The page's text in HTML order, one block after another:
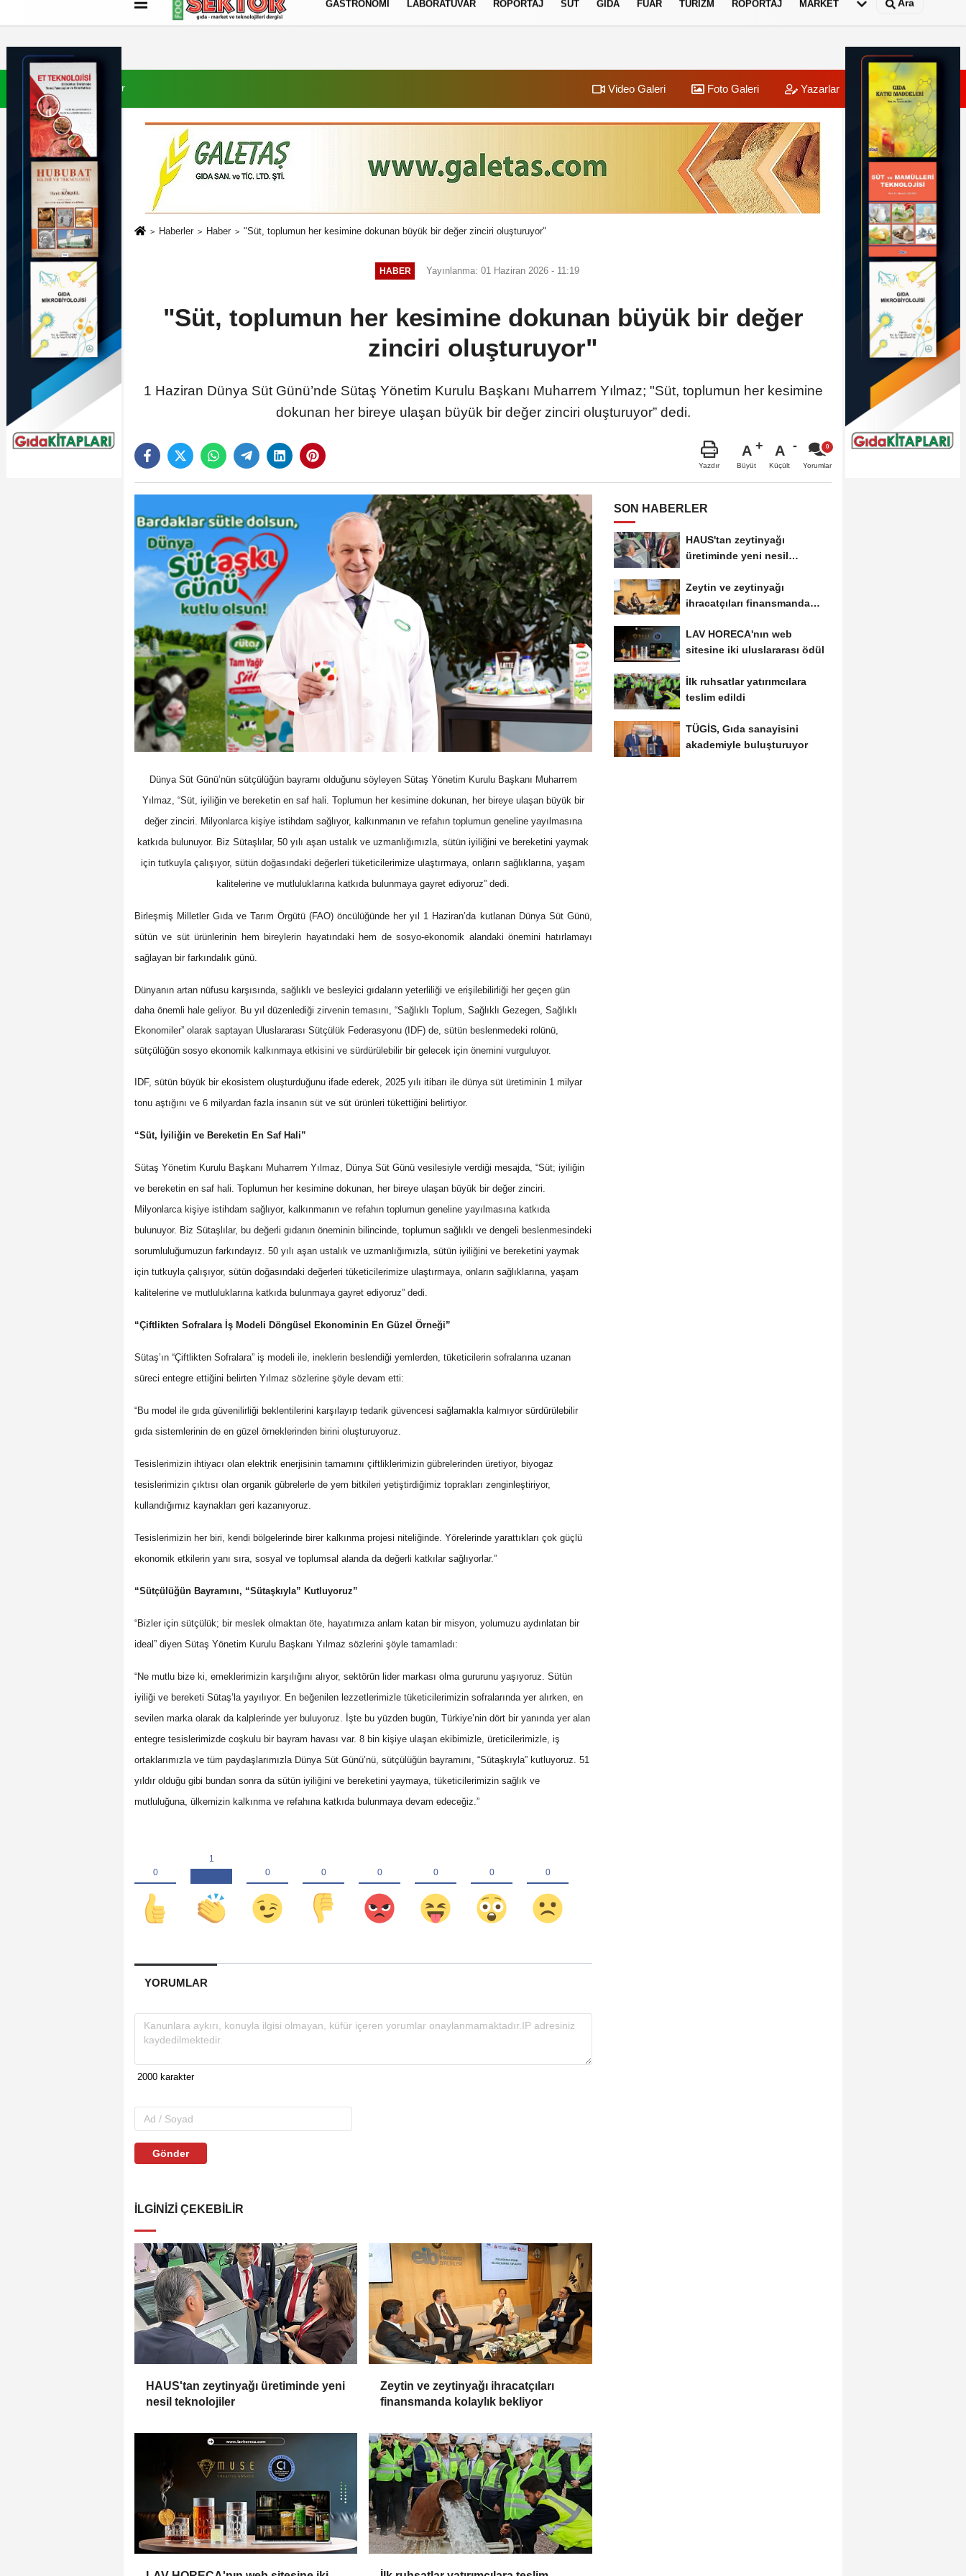
İletişim Çerez Politikası
GASTRONOMI LABORATUVAR RÖPORTAJ SÜT GIDA FUAR TURIZM RÖPORTAJ MARKET Ara
9 Ağustos 2026, Pazar Video Galeri Foto Galeri Yazarlar Üye Paneli
Haberler Haber "Süt, toplumun her kesimine dokunan büyük bir değer zinciri oluşturuyor"
HABER Yayınlanma: 01 Haziran 2026 - 11:19
"Süt, toplumun her kesimine dokunan büyük bir değer
zinciri oluşturuyor"
1 Haziran Dünya Süt Günü’nde Sütaş Yönetim Kurulu Başkanı Muharrem Yılmaz; "Süt, toplumun her kesimine
dokunan her bireye ulaşan büyük bir değer zinciri oluşturuyor” dedi.
Yazdır
A
Büyüt
A
Küçült Yorumlar
Dünya Süt Günü’nün sütçülüğün bayramı olduğunu söyleyen Sütaş Yönetim Kurulu Başkanı Muharrem
Yılmaz, “Süt, iyiliğin ve bereketin en saf hali. Toplumun her kesimine dokunan, her bireye ulaşan büyük bir
değer zinciri. Milyonlarca kişiye istihdam sağlıyor, kalkınmanın ve refahın toplumun geneline yayılmasına
katkıda bulunuyor. Biz Sütaşlılar, 50 yılı aşan ustalık ve uzmanlığımızla, sütün iyiliğini ve bereketini yaymak
için tutkuyla çalışıyor, sütün doğasındaki değerleri tüketicilerimize ulaştırmaya, onların sağlıklarına, yaşam
kalitelerine ve mutluluklarına katkıda bulunmaya gayret ediyoruz” dedi.
Birleşmiş Milletler Gıda ve Tarım Örgütü (FAO) öncülüğünde her yıl 1 Haziran’da kutlanan Dünya Süt Günü,
sütün ve süt ürünlerinin hem bireylerin hayatındaki hem de sosyo-ekonomik alandaki önemini hatırlamayı
sağlayan bir farkındalık günü.
Dünyanın artan nüfusu karşısında, sağlıklı ve besleyici gıdaların yeterliliği ve erişilebilirliği her geçen gün
daha önemli hale geliyor. Bu yıl düzenlediği zirvenin temasını, “Sağlıklı Toplum, Sağlıklı Gezegen, Sağlıklı
Ekonomiler” olarak saptayan Uluslararası Sütçülük Federasyonu (IDF) de, sütün beslenmedeki rolünü,
sütçülüğün sosyo ekonomik kalkınmaya etkisini ve sürdürülebilir bir gelecek için önemini vurguluyor.
IDF, sütün büyük bir ekosistem oluşturduğunu ifade ederek, 2025 yılı itibarı ile dünya süt üretiminin 1 milyar
tonu aştığını ve 6 milyardan fazla insanın süt ve süt ürünleri tükettiğini belirtiyor.
“Süt, İyiliğin ve Bereketin En Saf Hali”
Sütaş Yönetim Kurulu Başkanı Muharrem Yılmaz, Dünya Süt Günü vesilesiyle verdiği mesajda, “Süt; iyiliğin
ve bereketin en saf hali. Toplumun her kesimine dokunan, her bireye ulaşan büyük bir değer zinciri.
Milyonlarca kişiye istihdam sağlıyor, kalkınmanın ve refahın toplumun geneline yayılmasına katkıda
bulunuyor. Biz Sütaşlılar, bu değerli gıdanın öneminin bilincinde, toplumun sağlıklı ve dengeli beslenmesindeki
sorumluluğumuzun farkındayız. 50 yılı aşan ustalık ve uzmanlığımızla, sütün iyiliğini ve bereketini yaymak
için tutkuyla çalışıyor, sütün doğasındaki değerleri tüketicilerimize ulaştırmaya, onların sağlıklarına, yaşam
kalitelerine ve mutluluklarına katkıda bulunmaya gayret ediyoruz” dedi.
“Çiftlikten Sofralara İş Modeli Döngüsel Ekonominin En Güzel Örneği”
Sütaş’ın “Çiftlikten Sofralara” iş modeli ile, ineklerin beslendiği yemlerden, tüketicilerin sofralarına uzanan
süreci entegre ettiğini belirten Yılmaz sözlerine şöyle devam etti:
“Bu model ile gıda güvenilirliği beklentilerini karşılayıp tedarik güvencesi sağlamakla kalmıyor sürdürülebilir
gıda sistemlerinin de en güzel örneklerinden birini oluşturuyoruz.
Tesislerimizin ihtiyacı olan elektrik enerjisinin tamamını çiftliklerimizin gübrelerinden üretiyor, biyogaz
tesislerimizin çıktısı olan organik gübrelerle de yem bitkileri yetiştirdiğimiz toprakları zenginleştiriyor,
kullandığımız kaynakları geri kazanıyoruz.
Tesislerimizin her biri, kendi bölgelerinde birer kalkınma projesi niteliğinde. Yörelerinde yarattıkları çok güçlü
ekonomik etkilerin yanı sıra, sosyal ve toplumsal alanda da değerli katkılar sağlıyorlar.”
“Sütçülüğün Bayramını, “Sütaşkıyla” Kutluyoruz”
“Bizler için sütçülük; bir meslek olmaktan öte, hayatımıza anlam katan bir misyon, yolumuzu aydınlatan bir
ideal” diyen Sütaş Yönetim Kurulu Başkanı Yılmaz sözlerini şöyle tamamladı:
“Ne mutlu bize ki, emeklerimizin karşılığını alıyor, sektörün lider markası olma gururunu yaşıyoruz. Sütün
iyiliği ve bereketi Sütaş’la yayılıyor. En beğenilen lezzetlerimizle tüketicilerimizin sofralarında yer alırken, en
sevilen marka olarak da kalplerinde yer buluyoruz. İşte bu yüzden bugün, Türkiye’nin dört bir yanında yer alan
entegre tesislerimizde coşkulu bir bayram havası var. 8 bin kişiye ulaşan ekibimizle, üreticilerimizle, iş
ortaklarımızla ve tüm paydaşlarımızla Dünya Süt Günü’nü, sütçülüğün bayramını, “Sütaşkıyla” kutluyoruz. 51
yıldır olduğu gibi bundan sonra da sütün iyiliğini ve bereketini yaymaya, tüketicilerimizin sağlık ve
mutluluğuna, ülkemizin kalkınma ve refahına katkıda bulunmaya devam edeceğiz.”
YORUMLAR
Gönder
İLGINIZI ÇEKEBILIR
HAUS'tan zeytinyağı üretiminde yeni
nesil teknolojiler
Zeytin ve zeytinyağı ihracatçıları
finansmanda kolaylık bekliyor
SON HABERLER
HAUS'tan zeytinyağı
üretiminde yeni nesil
Zeytin ve zeytinyağı
ihracatçıları finansmanda
LAV HORECA'nın web
sitesine iki uluslararası ödül
İlk ruhsatlar yatırımcılara
teslim edildi
TÜGİS, Gıda sanayisini
akademiyle buluşturuyor